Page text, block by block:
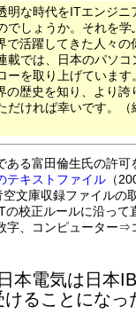
明な時代をITエンジニ
でしょうか。それを学
で活躍してきた人々の
載では、日本のパソコ
ーを取り上げています
の歴史を知り、より誇
だければ幸いです。（
ある富田倫生氏の許可
テキストファイル （
文庫収録ファイルの
の校正ルールに沿って
字、コンピューター⇒
本電気は日本
けることになっ